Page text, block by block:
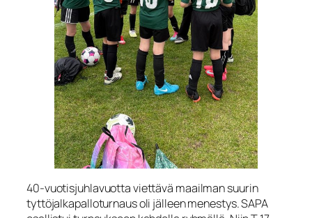
40-vuotisjuhlavuotta viettävä maailman suurin
tyttöjalkapalloturnaus oli jälleen menestys. SAPA